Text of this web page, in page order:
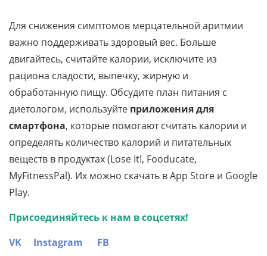
Для снижения симптомов мерцательной аритмии
важно поддерживать здоровый вес. Больше
двигайтесь, считайте калории, исключите из
рациона сладости, выпечку, жирную и
обработанную пищу. Обсудите план питания с
диетологом, используйте приложения для
смартфона, которые помогают считать калории и
определять количество калорий и питательных
веществ в продуктах (Lose It!, Fooducate,
MyFitnessPal). Их можно скачать в App Store и Google
Play.
Присоединяйтесь к нам в соцсетях!
VK
Instagram
FB